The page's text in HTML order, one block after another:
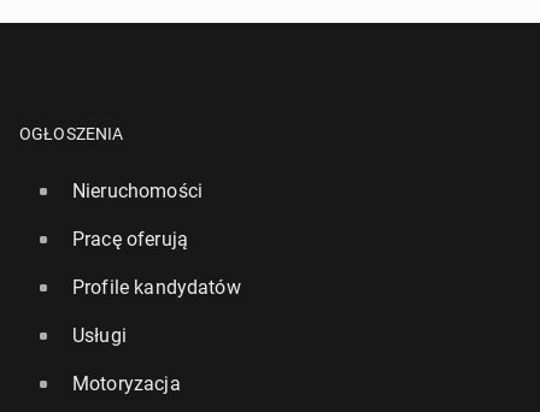
OGŁOSZENIA
Nieruchomości
Pracę oferują
Profile kandydatów
Usługi
Motoryzacja